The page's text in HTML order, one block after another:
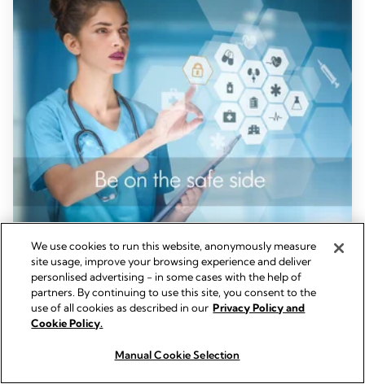
SISTEMI DI ASPIRAZIONE PROFESSIONALI​
Potete permettervi le costose conseguenze
delle infezioni nosocomiali?
Leggi tutto
We use cookies to run this website, anonymously measure
site usage, improve your browsing experience and deliver
personlised advertising - in some cases with the help of
partners. By continuing to use this site, you consent to the
use of all cookies as described in our Privacy Policy and
Cookie Policy.
Manual Cookie Selection